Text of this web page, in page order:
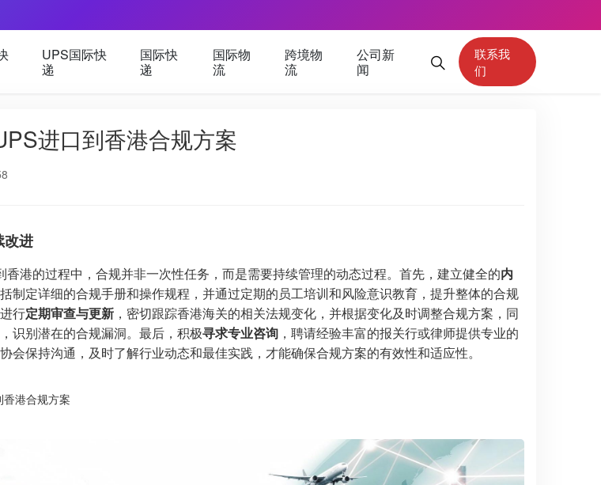
UPS国际快
递
国际快
递
国际物
流
跨境物
流
公司新
闻
联系我
们
进口到香港合规方案
改进
港的过程中，合规并非一次性任务，而是需要持续管理的动态过程。首先，建立健全的内
制定详细的合规手册和操作规程，并通过定期的员工培训和风险意识教育，提升整体的合规
行定期审查与更新 ，密切跟踪香港海关的相关法规变化，并根据变化及时调整合规方案，同
识别潜在的合规漏洞。最后，积极寻求专业咨询 ，聘请经验丰富的报关行或律师提供专业的
会保持沟通，及时了解行业动态和最佳实践，才能确保合规方案的有效性和适应性。
港合规方案